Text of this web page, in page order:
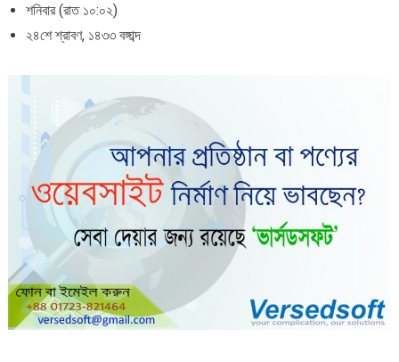
শনিবার (রাত ১০:০২)
২৪শে শ্রাবণ, ১৪৩৩ বঙ্গাব্দ